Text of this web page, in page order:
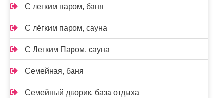
С легким паром, баня
С лёгким паром, сауна
С Легким Паром, сауна
Семейная, баня
Семейный дворик, база отдыха